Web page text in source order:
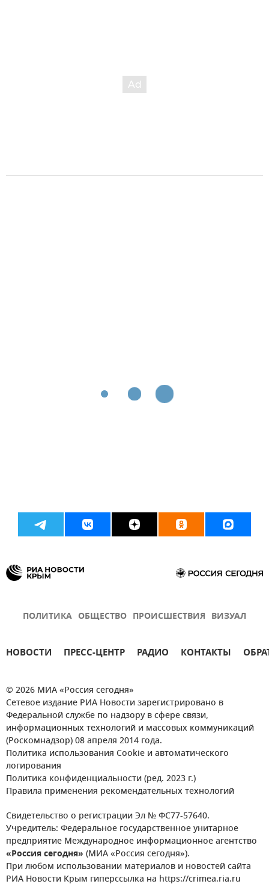
ПОЛИТИКА ОБЩЕСТВО ПРОИСШЕСТВИЯ ВИЗУАЛ
НОВОСТИ ПРЕСС-ЦЕНТР РАДИО КОНТАКТЫ
© 2026 МИА «Россия сегодня»
Сетевое издание РИА Новости зарегистрировано в
Федеральной службе по надзору в сфере связи,
информационных технологий и массовых коммуникаций
(Роскомнадзор) 08 апреля 2014 года.
Политика использования Cookie и автоматического
логирования
Политика конфиденциальности (ред. 2023 г.)
Правила применения рекомендательных технологий
Свидетельство о регистрации Эл № ФС77-57640.
Учредитель: Федеральное государственное унитарное
предприятие Международное информационное агентство
«Россия сегодня» (МИА «Россия сегодня»).
При любом использовании материалов и новостей сайта
РИА Новости Крым гиперссылка на https://crimea.ria.ru